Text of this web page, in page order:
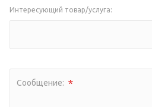
Интересующий товар/услуга:
Сообщение: *